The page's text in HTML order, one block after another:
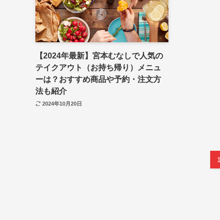
【2024年最新】宮本むなしで人気の
テイクアウト（お持ち帰り）メニュ
ーは？おすすめ商品や予約・注文方
法も紹介
2024年10月20日
1